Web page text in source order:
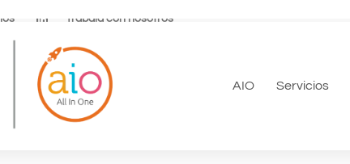
Trabaja con nosotros
AIO Servicios